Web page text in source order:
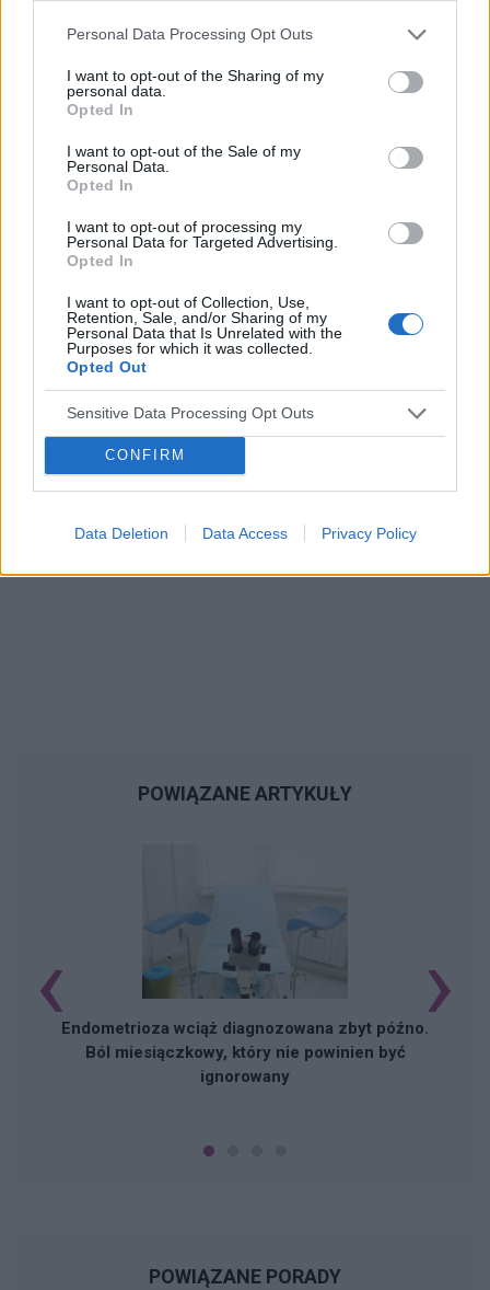
Personal Data Processing Opt Outs
I want to opt-out of the Sharing of my
personal data.
Opted In
I want to opt-out of the Sale of my
Personal Data.
Opted In
I want to opt-out of processing my
Personal Data for Targeted Advertising.
Opted In
I want to opt-out of Collection, Use,
Retention, Sale, and/or Sharing of my
Personal Data that Is Unrelated with the
Purposes for which it was collected.
Opted Out
Sensitive Data Processing Opt Outs
CONFIRM
Data Deletion Data Access Privacy Policy
Mam planowany zabieg histeroskopii od kilku
miesięcy. Ze względu na problemy hormonalne
mam zabieg a pojawiła mi się miesiączka. Czy
podczas lekkich plamień na początku cyklu
Forum: Ginekologia - forum dla rodziny i
POWIĄZANE
Tematy przezierność karkowa spirala
embolizacja mięśniaków macicy
ropień gruczołu bartholina opryszczka
Reklama:
POWIĄZANE ARTYKUŁY
Endometrioza wciąż diagnozowana zbyt późno.
Ból miesiączkowy, który nie powinien być
ignorowany
‹ ›
POWIĄZANE PORADY